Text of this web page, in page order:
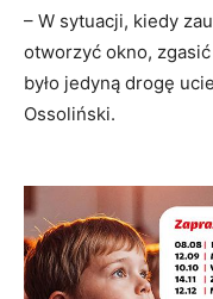
– W sytuacji, kiedy
otworzyć okno,
było jedyną drogę
Ossoliński.